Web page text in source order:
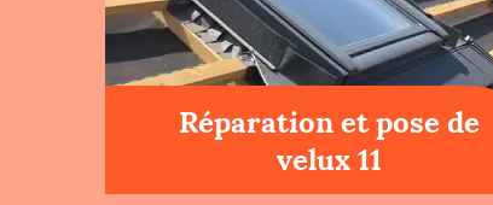
Réparation et pose de
velux 11